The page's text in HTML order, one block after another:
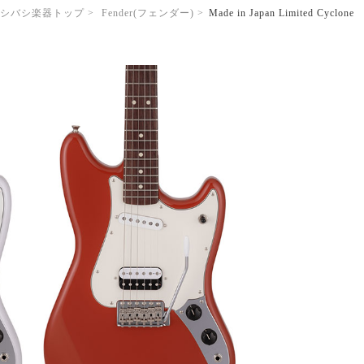
バシ楽器トップ Fender(フェンダー) Made in Japan Limited Cyclone